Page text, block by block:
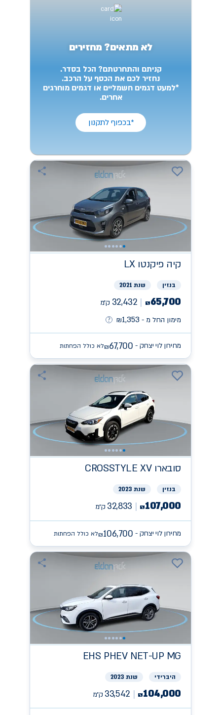
לא מתאים? מחזירים
קניתם והתחרטתם? הכל בסדר.
נחזיר לכם את הכסף על הרכב.
*למעט דגמים חשמליים או דגמים מוחרגים
אחרים.
*בכפוף לתקנון
קיה פיקנטו LX
בנזין שנת 2021
₪65,700
32,432 ק״מ
מימון החל מ -
₪1,353
מחירון לוי יצחק - ₪67,700 לא כולל הפחתות
סובארוCROSSTYLE XV
בנזין שנת 2023
₪107,000
32,833 ק״מ
מחירון לוי יצחק - ₪106,700 לא כולל הפחתות
MG
EHS PHEV NET-UP
היברידי שנת 2023
₪104,000
33,542 ק״מ